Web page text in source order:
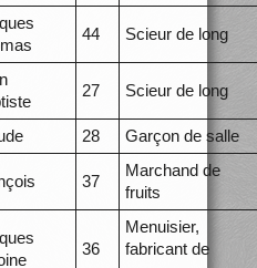
44 Scieur de long
27 Scieur de long
28 Garçon de salle
37
Marchand de
fruits
36
Menuisier,
fabricant de